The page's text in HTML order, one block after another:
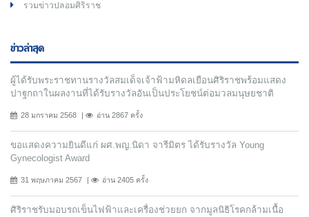
รวมข่าวปลอมศิริราช
ข่าวล่าสุด
ผู้ได้รับพระราชทานรางวัลสมเด็จเจ้าฟ้ามหิดลเยือนศิริราชพร้อมแสดง
ปาฐกถาในผลงานที่ได้รับรางวัลอันเป็นประโยชน์ต่อมวลมนุษยชาติ
28 มกราคม 2568 อ่าน 2867 ครั้ง
ขอแสดงความยินดีแก่ ผศ.พญ.นิดา จารีมิตร ได้รับรางวัล Young
Gynecologist Award
31 พฤษภาคม 2567 อ่าน 2405 ครั้ง
ศิริราชรับมอบรถเข็นไฟฟ้าและเครื่องช่วยยก จากมูลนิธิโรคกล้ามเนื้อ